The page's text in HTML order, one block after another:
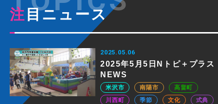
注目ニュース
2025.05.06
2025年5月5日Nトピ＋プラス
NEWS
米沢市 南陽市
高畠町
川西町
季節 文化
式典